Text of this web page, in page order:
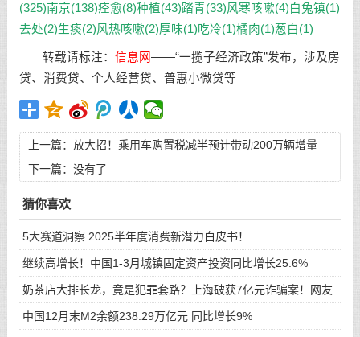
(325)南京(138)痊愈(8)种植(43)踏青(33)风寒咳嗽(4)白兔镇(1)
去处(2)生痰(2)风热咳嗽(2)厚味(1)吃冷(1)橘肉(1)葱白(1)
转载请标注：信息网——“一揽子经济政策”发布，涉及房
贷、消费贷、个人经营贷、普惠小微贷等
上一篇： 放大招！乘用车购置税减半预计带动200万辆增量
下一篇：没有了
猜你喜欢
5大赛道洞察 2025半年度消费新潜力白皮书！
继续高增长！中国1-3月城镇固定资产投资同比增长25.6%
奶茶店大排长龙，竟是犯罪套路？上海破获7亿元诈骗案！网友
评
中国12月末M2余额238.29万亿元 同比增长9%